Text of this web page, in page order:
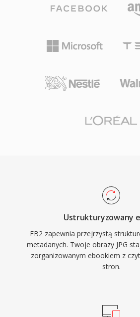
Ustrukturyzowany
FB2 zapewnia przejrzystą
metadanych. Twoje obrazy JPG
zorganizowanym ebookiem z
stron.